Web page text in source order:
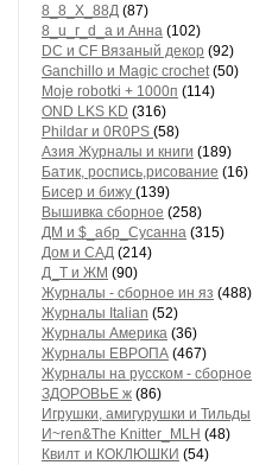
8_8_Х_88Д (87)
8_u_г_d_a и Анна (102)
DC и CF Вязаный декор (92)
Ganchillo и Magic crochet(50)
Moje robotki + 1000п (114)
OND LKS KD (316)
Phildar и 0R0PS (58)
Азия Журналы и книги (189)
Батик, роспись,рисование (16)
Бисер и бижу (139)
Вышивка сборное (258)
ДМ и $_абр_Сусанна (315)
Дом и САД (214)
Д_Т и ЖМ (90)
Журналы - сборное ин яз (488)
Журналы Italian (52)
Журналы Америка (36)
Журналы ЕВРОПА (467)
Журналы на русском - сборное
ЗДОРОВЬЕ ж (86)
Игрушки, амигурушки и Тильды
И~ren&The Knitter_MLH (48)
Квилт и КОКЛЮШКИ (54)